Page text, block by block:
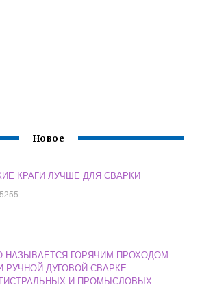
Новое
КРАГИ ЛУЧШЕ ДЛЯ СВАРКИ
НАЗЫВАЕТСЯ ГОРЯЧИМ ПРОХОДОМ
РУЧНОЙ ДУГОВОЙ СВАРКЕ
И ПРОМЫСЛОВЫХ